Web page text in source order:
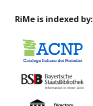
RiMe is indexed by: